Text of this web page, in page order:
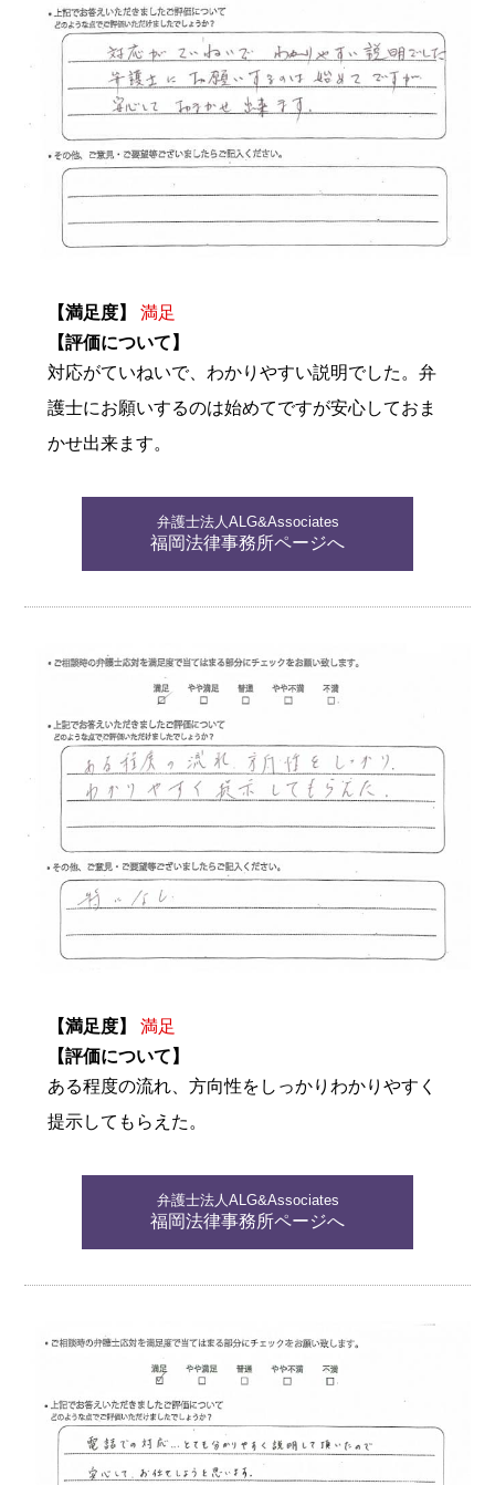
【満足度】
満足
【評価について】
対応がていねいで、わかりやすい説明でした。弁
護士にお願いするのは始めてですが安心しておま
かせ出来ます。
弁護士法人ALG&Associates
福岡法律事務所ページへ
【満足度】
満足
【評価について】
ある程度の流れ、方向性をしっかりわかりやすく
提示してもらえた。
弁護士法人ALG&Associates
福岡法律事務所ページへ